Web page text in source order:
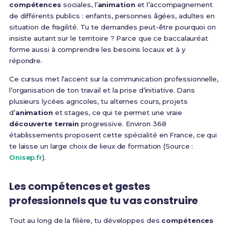
compétencessociales, l’animationet l’accompagnement
de différents publics : enfants, personnes âgées, adultes en
situation de fragilité. Tu te demandes peut-être pourquoi on
insiste autant sur le territoire ? Parce que ce baccalauréat
forme aussi à comprendre les besoins locaux et à y
répondre.
Ce cursus met l’accent sur la communication professionnelle,
l’organisation de ton travail et la prise d’initiative. Dans
plusieurs lycées agricoles, tu alternes cours, projets
d’animationet stages, ce qui te permet une vraie
découverte terrain progressive. Environ 368
établissements proposent cette spécialité en France, ce qui
te laisse un large choix de lieux de formation (Source :
Onisep.fr).
Les compétences et gestes
professionnels que tu vas construire
Tout au long de la filière, tu développes des compétences